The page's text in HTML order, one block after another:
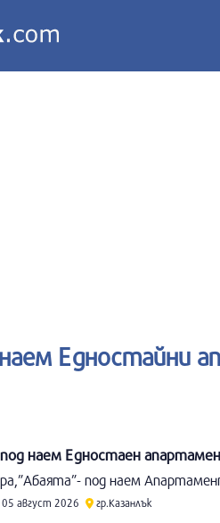
Едностайни
наем Едностаен
под наем
05 август 2026 гр.Казанлък